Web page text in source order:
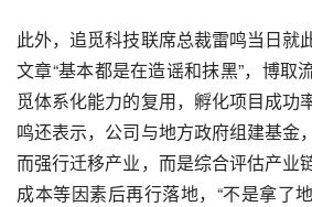
此外，追觅科技联席总裁雷鸣当日就
文章“基本都是在造谣和抹黑”，博取
觅体系化能力的复用，孵化项目成功
鸣还表示，公司与地方政府组建基金
而强行迁移产业，而是综合评估产业
成本等因素后再行落地，“不是拿了